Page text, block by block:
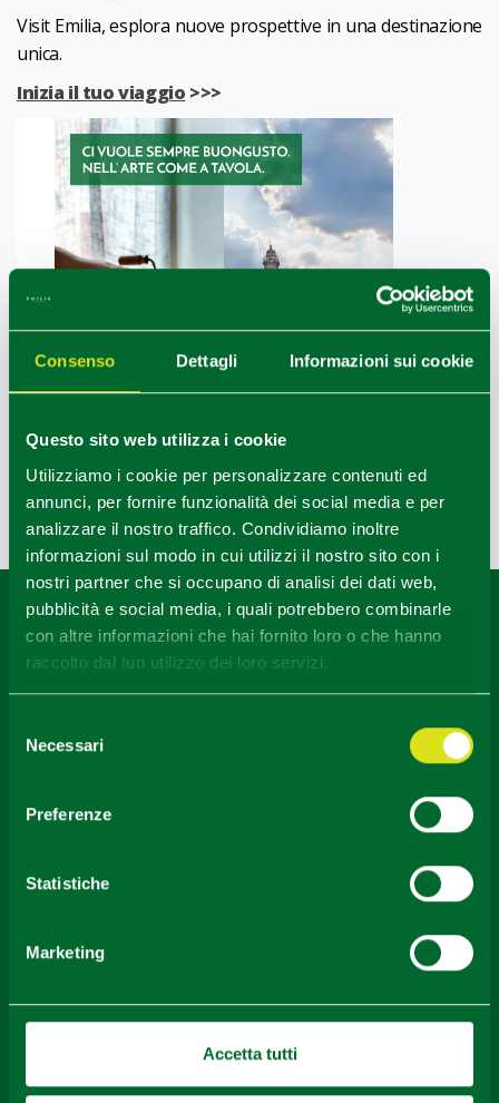
Consenso Dettagli Informazioni sui cookie
Questo sito web utilizza i cookie
Utilizziamo i cookie per personalizzare contenuti ed
annunci, per fornire funzionalità dei social media e per
analizzare il nostro traffico. Condividiamo inoltre
informazioni sul modo in cui utilizzi il nostro sito con i
nostri partner che si occupano di analisi dei dati web,
pubblicità e social media, i quali potrebbero combinarle
con altre informazioni che hai fornito loro o che hanno
raccolto dal tuo utilizzo dei loro servizi.
delNecessari
Preferenze
Statistiche
Marketing
Accetta tutti
Visit Emilia, esplora nuove prospettive in una destinazione
unica.
Inizia il tuo viaggio >>>
Ultimo aggiornamento 02/09/2021
Contenuti di proprietà di Destinazione Turistica Emilia
rilasciati sotto Licenza CC-BY
Area Stampa